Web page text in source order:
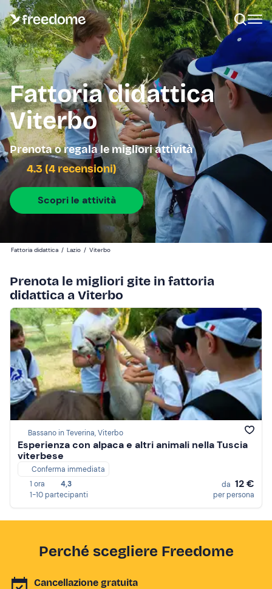
Fattoria didattica
Viterbo
Prenota o regala le migliori attività
4.3 (4 recensioni)
Scopri le attività
Fattoria didattica / Lazio / Viterbo
Prenota le migliori gite in fattoria
didattica a Viterbo
Bassano in Teverina, Viterbo
Esperienza con alpaca e altri animali nella Tuscia
viterbese
Conferma immediata
1 ora
4,3
1-10 partecipanti
da 12 €
per persona
Perché scegliere Freedome
Cancellazione gratuita